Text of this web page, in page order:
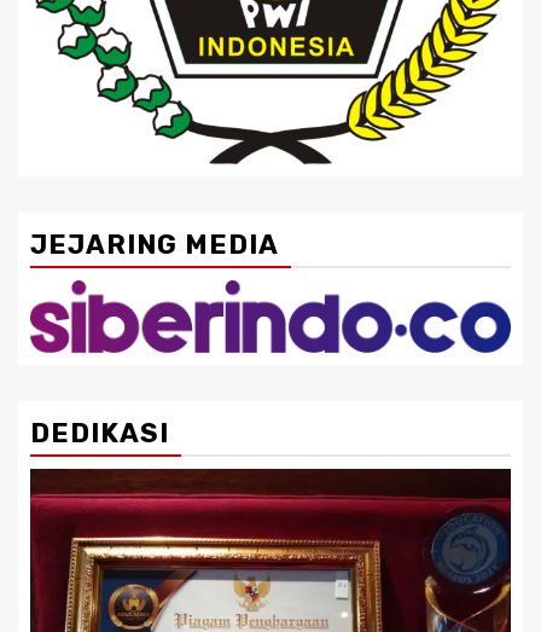
JEJARING MEDIA
DEDIKASI